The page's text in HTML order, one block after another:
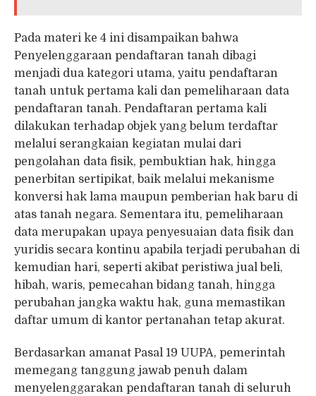
Pada materi ke 4 ini disampaikan bahwa
Penyelenggaraan pendaftaran tanah dibagi
menjadi dua kategori utama, yaitu pendaftaran
tanah untuk pertama kali dan pemeliharaan data
pendaftaran tanah. Pendaftaran pertama kali
dilakukan terhadap objek yang belum terdaftar
melalui serangkaian kegiatan mulai dari
pengolahan data fisik, pembuktian hak, hingga
penerbitan sertipikat, baik melalui mekanisme
konversi hak lama maupun pemberian hak baru di
atas tanah negara. Sementara itu, pemeliharaan
data merupakan upaya penyesuaian data fisik dan
yuridis secara kontinu apabila terjadi perubahan di
kemudian hari, seperti akibat peristiwa jual beli,
hibah, waris, pemecahan bidang tanah, hingga
perubahan jangka waktu hak, guna memastikan
daftar umum di kantor pertanahan tetap akurat.
Berdasarkan amanat Pasal 19 UUPA, pemerintah
memegang tanggung jawab penuh dalam
menyelenggarakan pendaftaran tanah di seluruh